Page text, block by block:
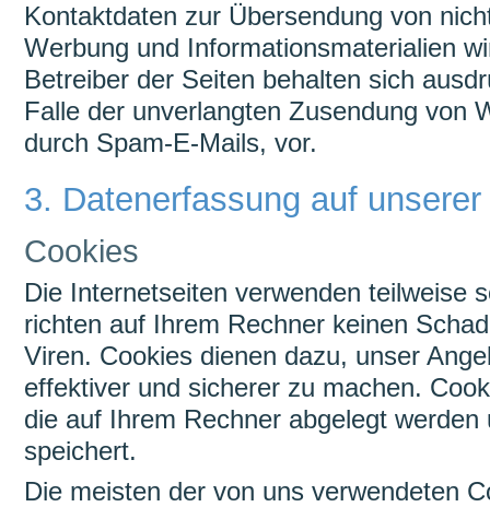
Kontaktdaten zur Übersendung von
Werbung und Informationsmaterialien
Betreiber der Seiten behalten sich
Falle der unverlangten Zusendung von
durch Spam-E-Mails, vor.
3. Datenerfassung auf
Cookies
Die Internetseiten verwenden teilweise
richten auf Ihrem Rechner keinen
Viren. Cookies dienen dazu, unser
effektiver und sicherer zu machen.
die auf Ihrem Rechner abgelegt
speichert.
Die meisten der von uns verwendeten